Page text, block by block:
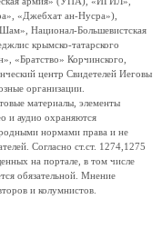
«Джебхат ан-Нусра»),
Национал-Большевистская
крымско-татарского
«Братство» Корчинского,
центр Свидетелей Иеговы
организации.
материалы, элементы
и аудио охраняются
нормами права и не
Согласно ст.ст. 1274,1275
на портале, в том числе
обязательной. Мнение
и колумнистов.